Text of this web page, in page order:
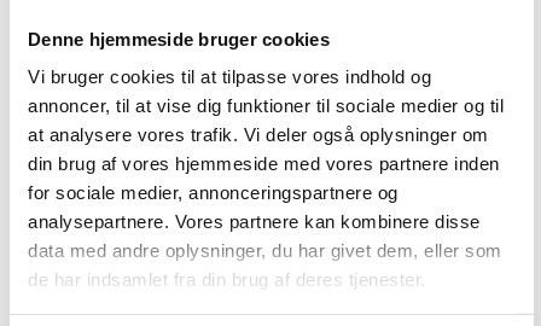
Denne hjemmeside bruger cookies
Vi bruger cookies til at tilpasse vores indhold og
annoncer, til at vise dig funktioner til sociale medier og til
at analysere vores trafik. Vi deler også oplysninger om
din brug af vores hjemmeside med vores partnere inden
for sociale medier, annonceringspartnere og
analysepartnere. Vores partnere kan kombinere disse
data med andre oplysninger, du har givet dem, eller som
de har indsamlet fra din brug af deres tjenester.
Gaskedler
Service
Service gasfyr
Service varmepumper
Info
Nyhedsarkiv
Pro Partner
Energiberegning
Lyd og varmepumper
Brochurer
Manualer
Energimærker
Om os
Karriere